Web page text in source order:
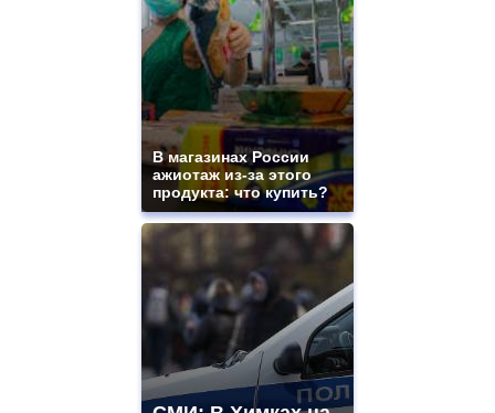
В магазинах России
ажиотаж из-за этого
продукта: что купить?